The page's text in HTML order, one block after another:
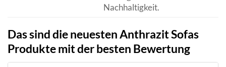
Nachhaltigkeit.
Das sind die neuesten Anthrazit Sofas
Produkte mit der besten Bewertung